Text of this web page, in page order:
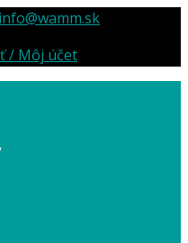
info@wamm.sk
/ Môj účet